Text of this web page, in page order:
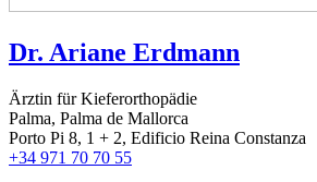
Dr. Ariane Erdmann
Ärztin für Kieferorthopädie
Palma, Palma de Mallorca
Porto Pi 8, 1 + 2, Edificio Reina Constanza
+34 971 70 70 55